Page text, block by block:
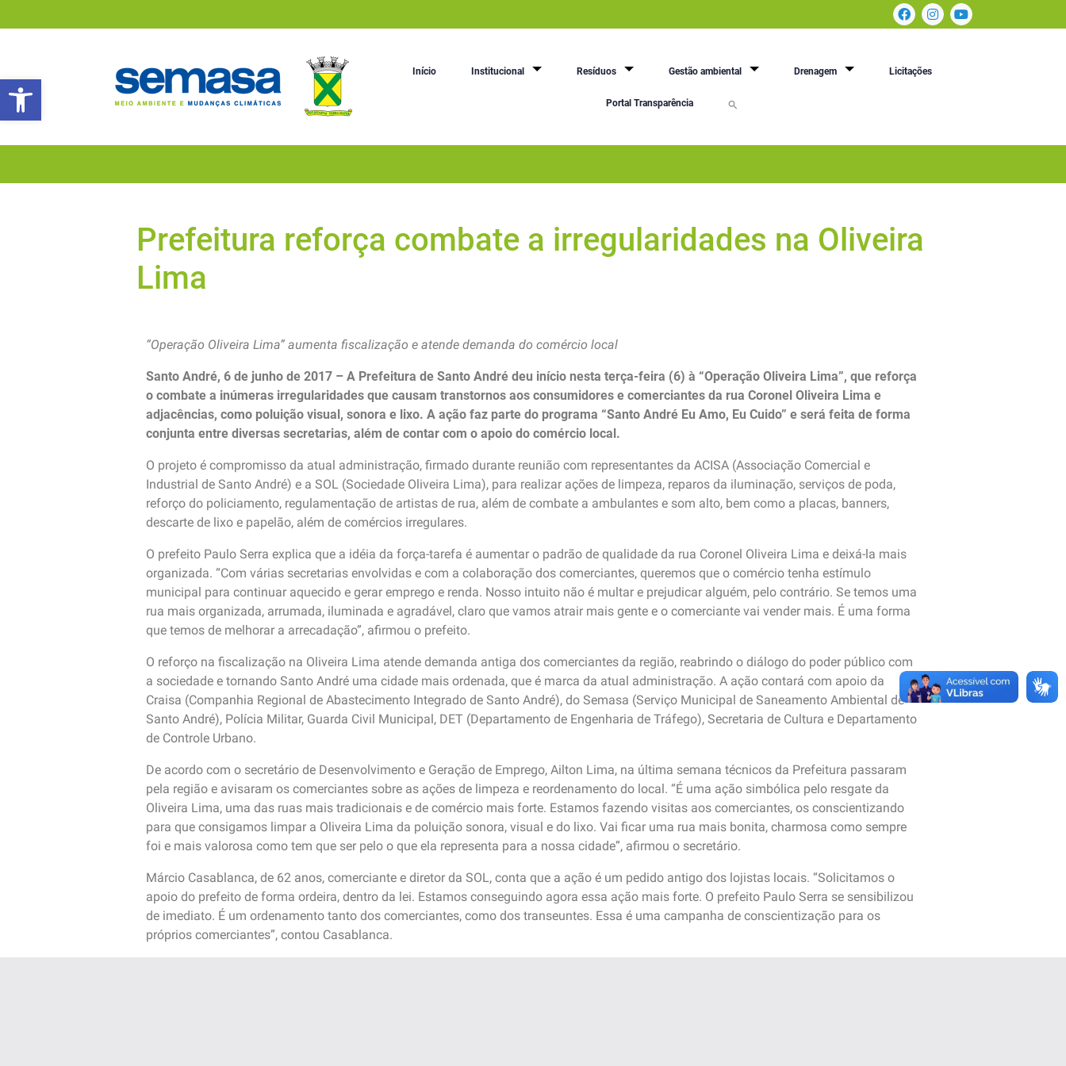
Abrir a barra de ferramentas
Início Institucional Resíduos Gestão ambiental Drenagem Licitações
Portal Transparência
Prefeitura reforça combate a irregularidades na Oliveira
Lima
“Operação Oliveira Lima” aumenta fiscalização e atende demanda do comércio local
Santo André, 6 de junho de 2017 – A Prefeitura de Santo André deu início nesta terça-feira (6) à “Operação Oliveira Lima”, que reforça
o combate a inúmeras irregularidades que causam transtornos aos consumidores e comerciantes da rua Coronel Oliveira Lima e
adjacências, como poluição visual, sonora e lixo. A ação faz parte do programa “Santo André Eu Amo, Eu Cuido” e será feita de forma
conjunta entre diversas secretarias, além de contar com o apoio do comércio local.
O projeto é compromisso da atual administração, firmado durante reunião com representantes da ACISA (Associação Comercial e
Industrial de Santo André) e a SOL (Sociedade Oliveira Lima), para realizar ações de limpeza, reparos da iluminação, serviços de poda,
reforço do policiamento, regulamentação de artistas de rua, além de combate a ambulantes e som alto, bem como a placas, banners,
descarte de lixo e papelão, além de comércios irregulares.
O prefeito Paulo Serra explica que a idéia da força-tarefa é aumentar o padrão de qualidade da rua Coronel Oliveira Lima e deixá-la mais
organizada. “Com várias secretarias envolvidas e com a colaboração dos comerciantes, queremos que o comércio tenha estímulo
municipal para continuar aquecido e gerar emprego e renda. Nosso intuito não é multar e prejudicar alguém, pelo contrário. Se temos uma
rua mais organizada, arrumada, iluminada e agradável, claro que vamos atrair mais gente e o comerciante vai vender mais. É uma forma
que temos de melhorar a arrecadação”, afirmou o prefeito.
O reforço na fiscalização na Oliveira Lima atende demanda antiga dos comerciantes da região, reabrindo o diálogo do poder público com
a sociedade e tornando Santo André uma cidade mais ordenada, que é marca da atual administração. A ação contará com apoio da
Craisa (Companhia Regional de Abastecimento Integrado de Santo André), do Semasa (Serviço Municipal de Saneamento Ambiental de
Santo André), Polícia Militar, Guarda Civil Municipal, DET (Departamento de Engenharia de Tráfego), Secretaria de Cultura e Departamento
de Controle Urbano.
De acordo com o secretário de Desenvolvimento e Geração de Emprego, Ailton Lima, na última semana técnicos da Prefeitura passaram
pela região e avisaram os comerciantes sobre as ações de limpeza e reordenamento do local. “É uma ação simbólica pelo resgate da
Oliveira Lima, uma das ruas mais tradicionais e de comércio mais forte. Estamos fazendo visitas aos comerciantes, os conscientizando
para que consigamos limpar a Oliveira Lima da poluição sonora, visual e do lixo. Vai ficar uma rua mais bonita, charmosa como sempre
foi e mais valorosa como tem que ser pelo o que ela representa para a nossa cidade”, afirmou o secretário.
Márcio Casablanca, de 62 anos, comerciante e diretor da SOL, conta que a ação é um pedido antigo dos lojistas locais. “Solicitamos o
apoio do prefeito de forma ordeira, dentro da lei. Estamos conseguindo agora essa ação mais forte. O prefeito Paulo Serra se sensibilizou
de imediato. É um ordenamento tanto dos comerciantes, como dos transeuntes. Essa é uma campanha de conscientização para os
próprios comerciantes”, contou Casablanca.